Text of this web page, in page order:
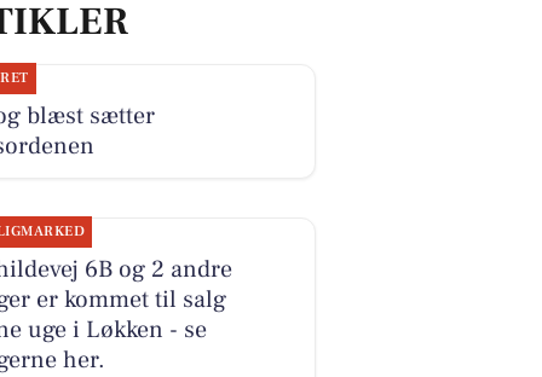
blæst sætter
6B og 2 andre
er kommet til salg
uge i Løkken - se
her.